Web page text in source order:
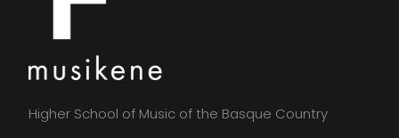
Higher School of Music of the Basque Country